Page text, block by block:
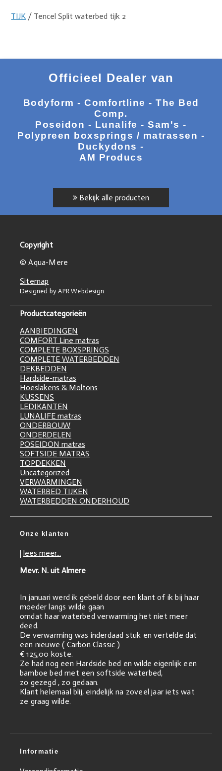
TIJK / Tencel Split waterbed tijk 2
Officieel Dealer van
Bodyform - Comfortline - The Bed
Comp.
Poseidon - Lunalife - Sam's -
Polypreen boxsprings / matrassen -
Duckydons -
AM Producs
Bekijk alle producten
Copyright
© Aqua-Mere
Sitemap
Designed by APR Webdesign
Productcategorieën
AANBIEDINGEN
COMFORT Line matras
COMPLETE BOXSPRINGS
COMPLETE WATERBEDDEN
DEKBEDDEN
Hardside-matras
Hoeslakens & Moltons
KUSSENS
LEDIKANTEN
LUNALIFE matras
ONDERBOUW
ONDERDELEN
POSEIDON matras
SOFTSIDE MATRAS
TOPDEKKEN
Uncategorized
VERWARMINGEN
WATERBED TIJKEN
WATERBEDDEN ONDERHOUD
Onze klanten
| lees meer...
Mevr. N. uit Almere
In januari werd ik gebeld door een klant of ik bij haar
moeder langs wilde gaan
omdat haar waterbed verwarming het niet meer
deed.
De verwarming was inderdaad stuk en vertelde dat
een nieuwe ( Carbon Classic )
€ 125,00 koste.
Ze had nog een Hardside bed en wilde eigenlijk een
bamboe bed met een softside waterbed,
zo gezegd , zo gedaan.
Klant helemaal blij, eindelijk na zoveel jaar iets wat
ze graag wilde.
Informatie